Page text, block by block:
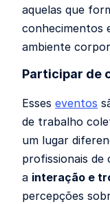
aquelas que
conhecimentos
ambiente
Participar de
Esses eventos
de trabalho
um lugar
profissionais de
a interação e
percepções